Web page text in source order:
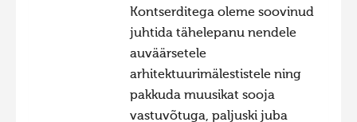
Hiite kuvavõistlus 2015
Hiite kuvavõistlus 2014
Hiite kuvavõistlus 2013
Hiite kuvavõistlus 2012
Kontserditega oleme soovinud
juhtida tähelepanu nendele
auväärsetele
arhitektuurimälestistele ning
pakkuda muusikat sooja
vastuvõtuga, paljuski juba